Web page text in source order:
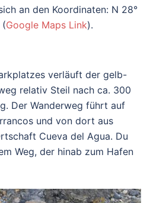
an den Koordinaten: N 28°
(Google Maps Link).
verläuft der gelb-
relativ Steil nach ca. 300
Der Wanderweg führt auf
und von dort aus
Cueva del Agua. Du
Weg, der hinab zum Hafen